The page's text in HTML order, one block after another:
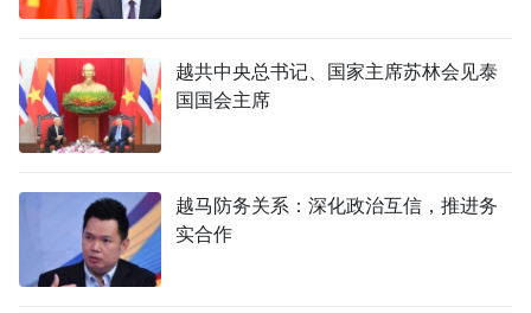
越共中央总书记、国家主席苏林会见泰
国国会主席
越马防务关系：深化政治互信，推进务
实合作